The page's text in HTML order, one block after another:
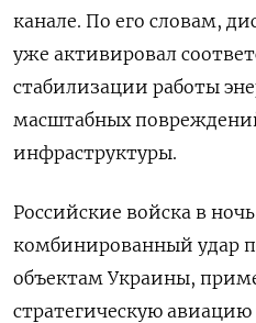
канале. По его словам,
уже активировал
стабилизации работы
масштабных
инфраструктуры.
Российские войска в
комбинированный удар
объектам Украины,
стратегическую